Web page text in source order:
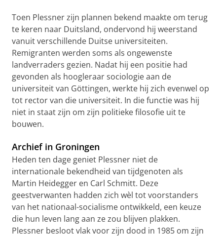
Toen Plessner zijn plannen bekend maakte om terug
te keren naar Duitsland, ondervond hij weerstand
vanuit verschillende Duitse universiteiten.
Remigranten werden soms als ongewenste
landverraders gezien. Nadat hij een positie had
gevonden als hoogleraar sociologie aan de
universiteit van Göttingen, werkte hij zich evenwel op
tot rector van die universiteit. In die functie was hij
niet in staat zijn om zijn politieke filosofie uit te
bouwen.
Archief in Groningen
Heden ten dage geniet Plessner niet de
internationale bekendheid van tijdgenoten als
Martin Heidegger en Carl Schmitt. Deze
geestverwanten hadden zich wèl tot voorstanders
van het nationaal-socialisme ontwikkeld, een keuze
die hun leven lang aan ze zou blijven plakken.
Plessner besloot vlak voor zijn dood in 1985 om zijn